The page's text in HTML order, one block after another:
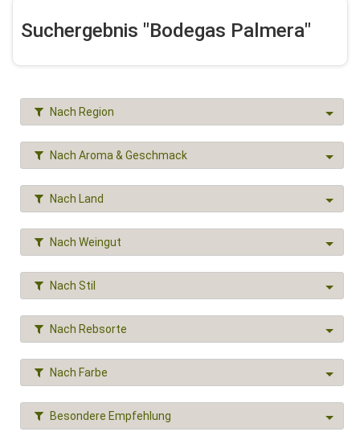
Suchergebnis "Bodegas Palmera"
Nach Region
Nach Aroma & Geschmack
Nach Land
Nach Weingut
Nach Stil
Nach Rebsorte
Nach Farbe
Besondere Empfehlung